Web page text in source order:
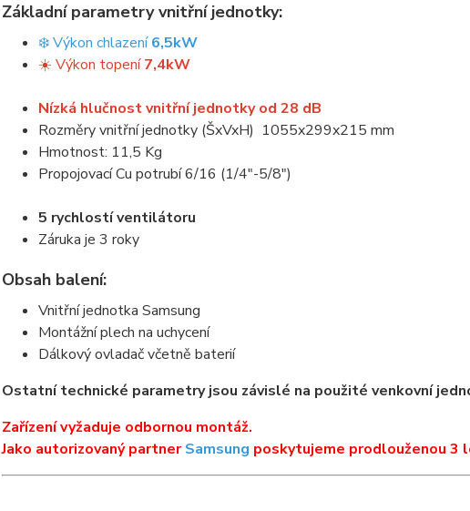
Základní parametry vnitřní jednotky:
❄️ Výkon chlazení6,5kW
☀️ Výkon topení7,4kW
Nízká hlučnost vnitřní jednotky od 28 dB
Rozměry vnitřní jednotky (ŠxVxH) 1055x299x215 mm
Hmotnost: 11,5 Kg
Propojovací Cu potrubí 6/16 (1/4"-5/8")
5 rychlostí ventilátoru
Záruka je 3 roky
Obsah balení:
Vnitřní jednotka Samsung
Montážní plech na uchycení
Dálkový ovladač včetně baterií
Ostatní technické parametry jsou závislé na použité venkovní
Zařízení vyžaduje odbornou montáž.
Jako autorizovaný partnerSamsung poskytujeme prodlouženou 3